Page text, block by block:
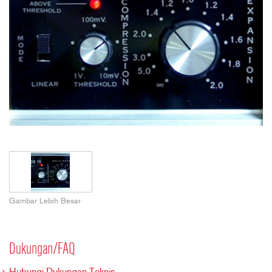
Gambar Lebih Besar
Dukungan/FAQ